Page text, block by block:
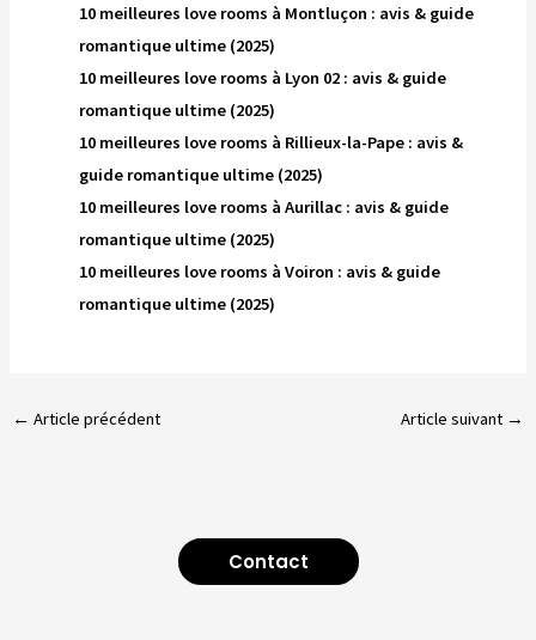
10 meilleures love rooms à Montluçon : avis & guide
romantique ultime (2025)
10 meilleures love rooms à Lyon 02 : avis & guide
romantique ultime (2025)
10 meilleures love rooms à Rillieux-la-Pape : avis &
guide romantique ultime (2025)
10 meilleures love rooms à Aurillac : avis & guide
romantique ultime (2025)
10 meilleures love rooms à Voiron : avis & guide
romantique ultime (2025)
← Article précédent Article suivant →
Contact